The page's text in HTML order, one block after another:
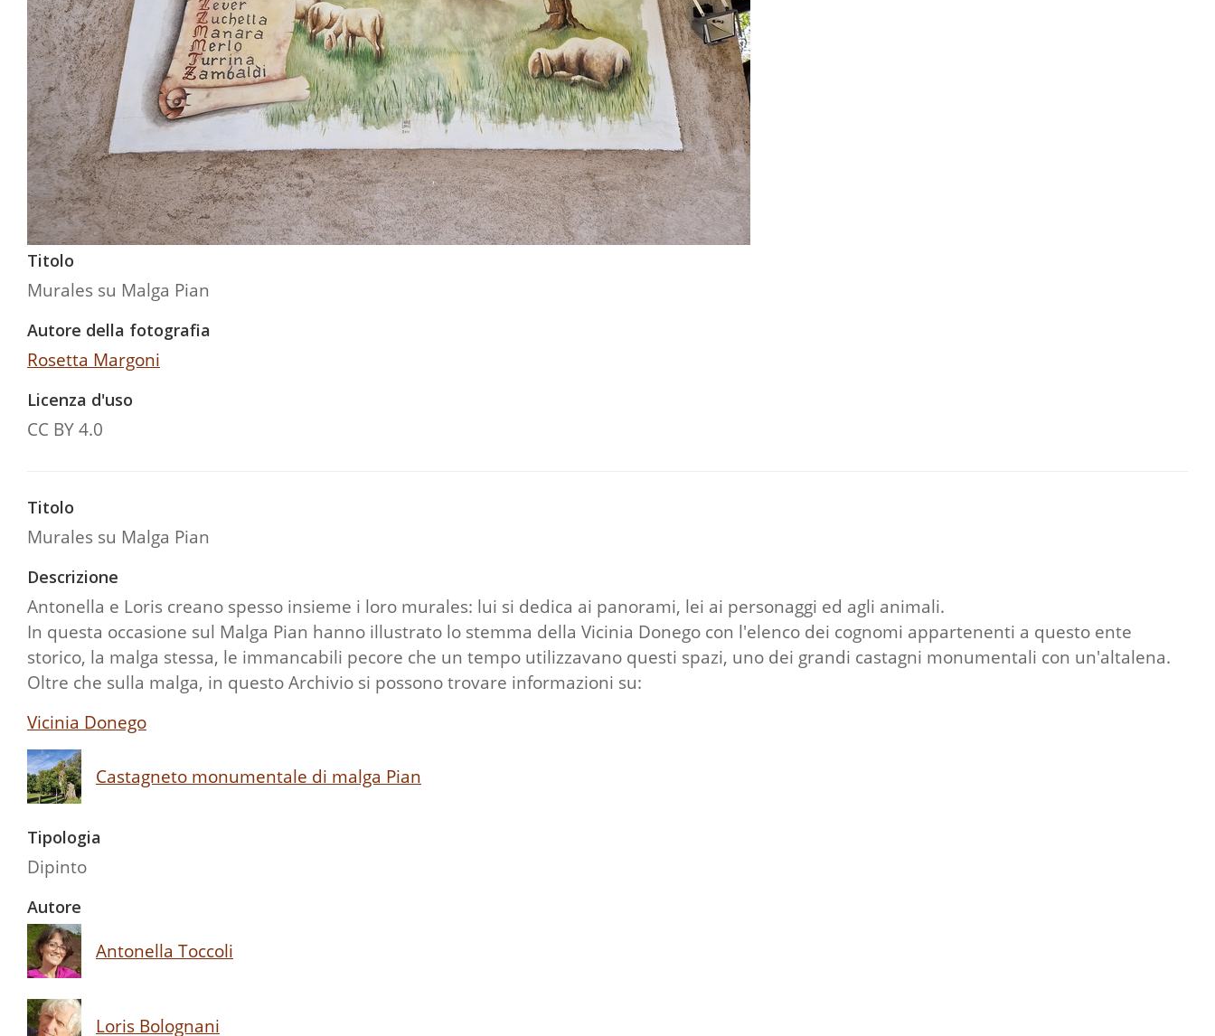
Titolo
Murales su Malga Pian
Autore della fotografia
Rosetta Margoni
Licenza d'uso
CC BY 4.0
Titolo
Murales su Malga Pian
Descrizione
Antonella e Loris creano spesso insieme i loro murales: lui si dedica ai panorami, lei ai personaggi ed agli animali.
In questa occasione sul Malga Pian hanno illustrato lo stemma della Vicinia Donego con l'elenco dei cognomi appartenenti a questo ente
storico, la malga stessa, le immancabili pecore che un tempo utilizzavano questi spazi, uno dei grandi castagni monumentali con un'altalena.
Oltre che sulla malga, in questo Archivio si possono trovare informazioni su:
Vicinia Donego
Castagneto monumentale di malga Pian
Tipologia
Dipinto
Autore
Antonella Toccoli
Loris Bolognani